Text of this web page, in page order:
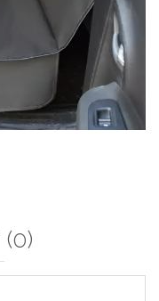
(0)